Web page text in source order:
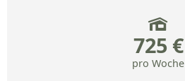
725 €
pro Woche